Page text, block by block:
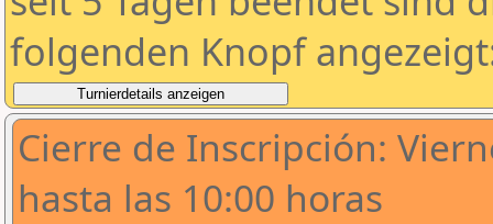
folgenden Knopf
Cierre de Inscripción:
hasta las 10:00 horas